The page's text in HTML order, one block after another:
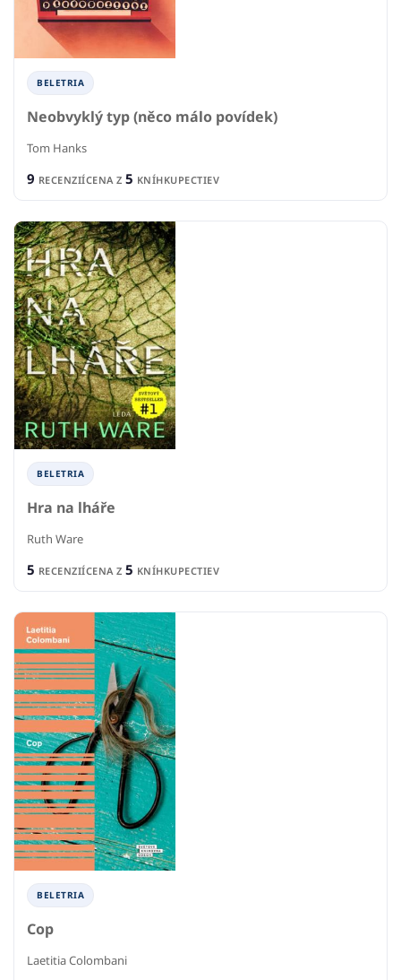
BELETRIA
Neobvyklý typ (něco málo povídek)
Tom Hanks
9 RECENZIÍCENA Z 5 KNÍHKUPECTIEV
BELETRIA
Hra na lháře
Ruth Ware
5 RECENZIÍCENA Z 5 KNÍHKUPECTIEV
BELETRIA
Cop
Laetitia Colombani